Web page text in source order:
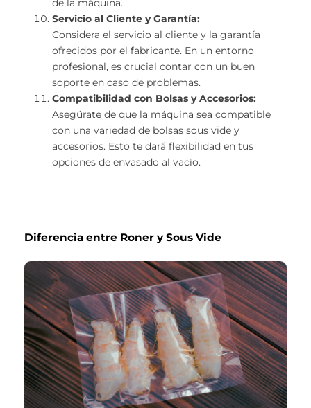
de la máquina.
Servicio al Cliente y Garantía:
Considera el servicio al cliente y la garantía
ofrecidos por el fabricante. En un entorno
profesional, es crucial contar con un buen
soporte en caso de problemas.
Compatibilidad con Bolsas y Accesorios:
Asegúrate de que la máquina sea compatible
con una variedad de bolsas sous vide y
accesorios. Esto te dará flexibilidad en tus
opciones de envasado al vacío.
Diferencia entre Roner y Sous Vide